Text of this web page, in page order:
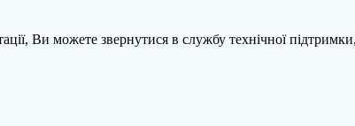
Ви можете звернутися в службу технічної